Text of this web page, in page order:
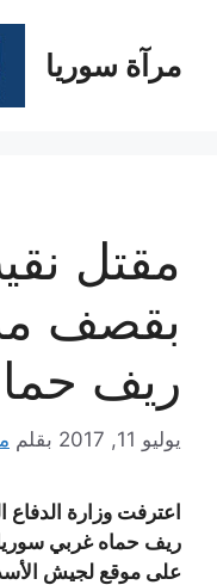
المحتوىمرآة سوريا
مقتل
بقصف
ريف
يوليو 11, 2017 بقلم
اعترفت وزارة
ريف حماه غربي
على موقع لجيش